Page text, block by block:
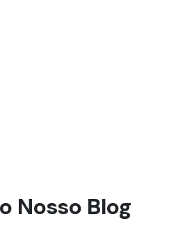
Nosso Blog